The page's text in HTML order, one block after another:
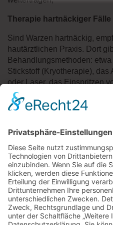
Therapie hartnäckiger Fälle
Sind Warzen hartnäckig,
hautärztlichen Praxis. Dort
Behandlungsmethoden:
Stickstoff (Kryotherapie), das
oder Laser, das Einspritzen
Medikamenten in die Warze
Therapie. Bei letzterer wird
– aber meist sind sie auch
Quellen:
Ärztezeitung
gesundheitsinformation.de
Fachinformation Clabin